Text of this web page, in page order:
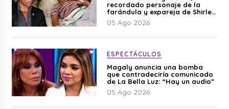
recordado personaje de la
farándula y expareja de Shirley
Cherres
05 Ago 2026
ESPECTÁCULOS
Magaly anuncia una bomba
que contradeciría comunicado
de La Bella Luz: “Hay un audio”
05 Ago 2026